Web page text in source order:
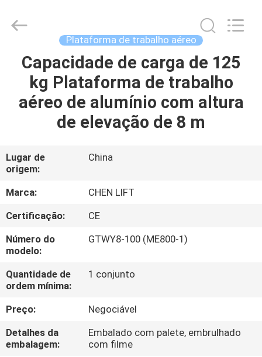
PARA
CASA
PRODUTOS
SOBRE
NÓS
VISITA
À
FÁBRICA
CONTROLE
DE
QUALIDADE
MACHINERY
Reserved.
Plataforma de trabalho aéreo
Capacidade de carga de 125
kg Plataforma de trabalho
aéreo de alumínio com altura
de elevação de 8 m
Lugar de
origem:
China
Marca:
CHEN LIFT
Certificação:
CE
Número do
modelo:
GTWY8-100 (ME800-1)
Quantidade de
ordem mínima:
1 conjunto
Preço:
Negociável
Detalhes da
embalagem:
Embalado com palete, embrulhado
com filme